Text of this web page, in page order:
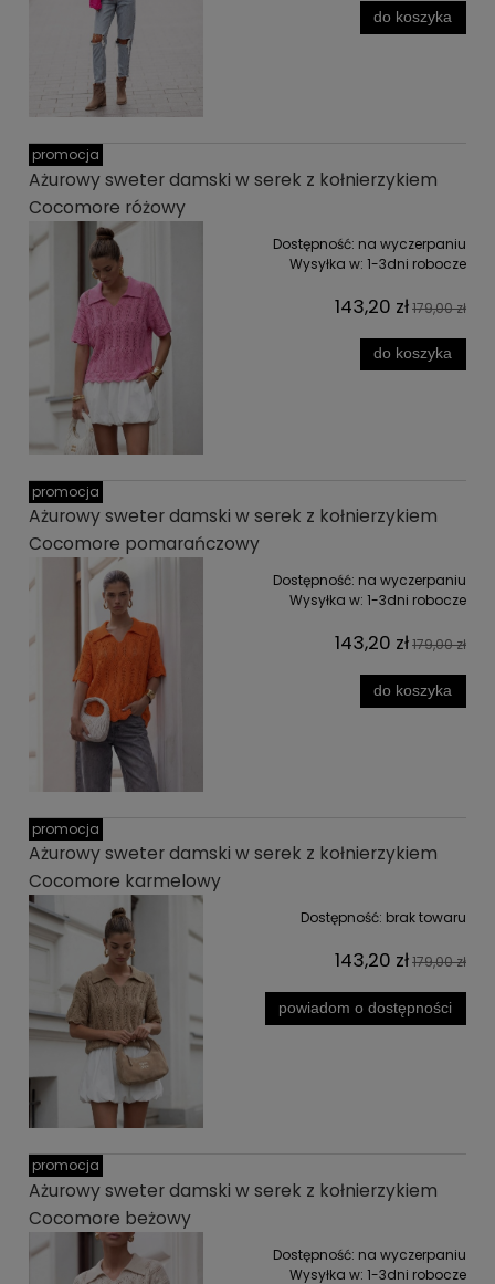
do koszyka
Ażurowy sweter damski w serek z kołnierzykiem
Cocomore różowy
Dostępność: na wyczerpaniu
Wysyłka w: 1-3dni robocze
143,20 zł179,00 zł
do koszyka
promocja
Ażurowy sweter damski w serek z kołnierzykiem
Cocomore pomarańczowy
Dostępność: na wyczerpaniu
Wysyłka w: 1-3dni robocze
143,20 zł179,00 zł
do koszyka
promocja
Ażurowy sweter damski w serek z kołnierzykiem
Cocomore karmelowy
Dostępność: brak towaru
143,20 zł179,00 zł
powiadom o dostępności
promocja
Ażurowy sweter damski w serek z kołnierzykiem
Cocomore beżowy
Dostępność: na wyczerpaniu
Wysyłka w: 1-3dni robocze
promocja